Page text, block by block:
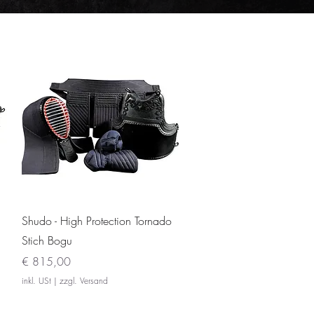
Schnellansicht
Shudo - High Protection Tornado
Stich Bogu
Preis
€ 815,00
inkl. USt| zzgl. Versand